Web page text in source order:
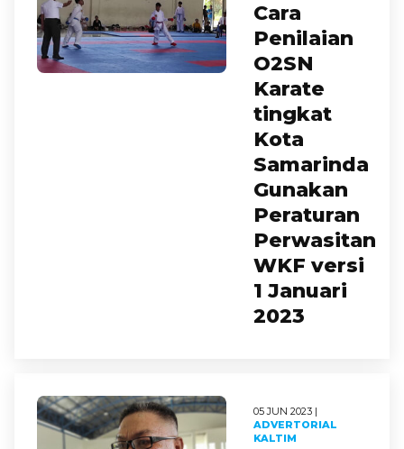
Cara
Penilaian
O2SN
Karate
tingkat
Kota
Samarinda
Gunakan
Peraturan
Perwasitan
WKF versi
1 Januari
2023
05 JUN 2023 |
ADVERTORIAL
KALTIM